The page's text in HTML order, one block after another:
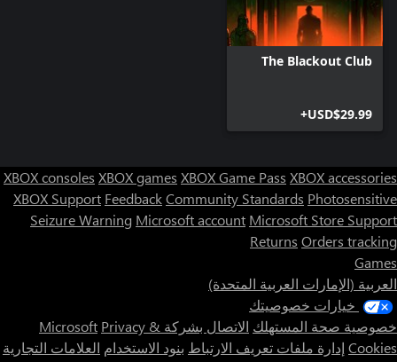
The Blackout Club
USD$29.99+
XBOX consoles XBOX games XBOX Game Pass XBOX accessories
XBOX Support FeedbackCommunity Standards Photosensitive
Seizure Warning Microsoft account Microsoft Store Support
Returns Orders tracking
Games
العربية (الإمارات العربية المتحدة)
خيارات خصوصيتك
خصوصية صحة المستهلك الاتصال بشركة Microsoft Privacy &
Cookies إدارة ملفات تعريف الارتباط بنود الاستخدام العلامات التجارية